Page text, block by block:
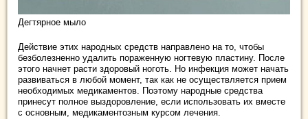
Дегтярное мыло
Действие этих народных средств направлено на то, чтобы
безболезненно удалить пораженную ногтевую пластину. После
этого начнет расти здоровый ноготь. Но инфекция может начать
развиваться в любой момент, так как не осуществляется прием
необходимых медикаментов. Поэтому народные средства
принесут полное выздоровление, если использовать их вместе
с основным, медикаментозным курсом лечения.